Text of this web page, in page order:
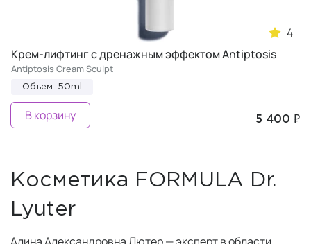
4
Крем-лифтинг с дренажным эффектом Antiptosis
Antiptosis Cream Sculpt
Объем: 50ml
5 400 ₽
В корзину
Косметика FORMULA Dr.
Lyuter